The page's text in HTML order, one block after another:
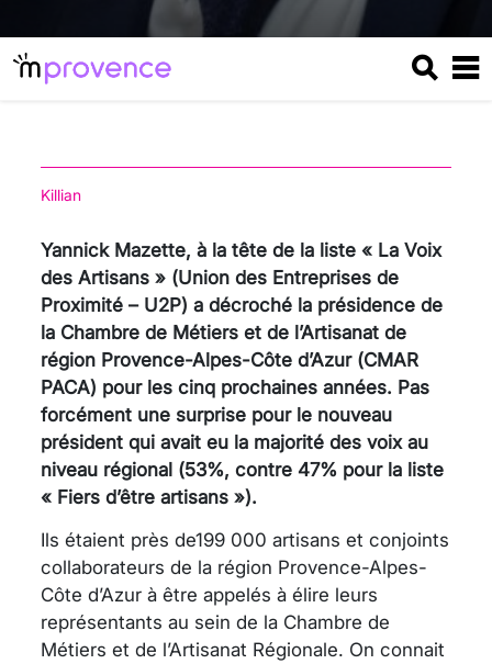
Killian
Yannick Mazette, à la tête de la liste « La Voix
des Artisans » (Union des Entreprises de
Proximité – U2P) a décroché la présidence de
la Chambre de Métiers et de l’Artisanat de
région Provence-Alpes-Côte d’Azur (CMAR
PACA) pour les cinq prochaines années. Pas
forcément une surprise pour le nouveau
président qui avait eu la majorité des voix au
niveau régional (53%, contre 47% pour la liste
« Fiers d’être artisans »).
Ils étaient près de199 000 artisans et conjoints
collaborateurs de la région Provence-Alpes-
Côte d’Azur à être appelés à élire leurs
représentants au sein de la Chambre de
Métiers et de l’Artisanat Régionale. On connait